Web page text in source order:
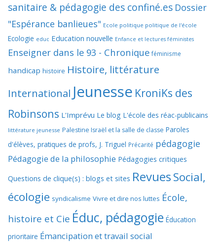
sanitaire & pédagogie des confiné.es Dossier
"Espérance banlieues" Ecole politique politique de l'école
Ecologie educ Education nouvelle Enfance et lectures féministes
Enseigner dans le 93 - Chronique féminisme
handicap histoire Histoire, littérature
International Jeunesse KroniKs des
Robinsons L'Imprévu Le blog L'école des réac-publicains
littérature jeunesse Palestine Israël et la salle de classe Paroles
d'élèves, pratiques de profs, J. Triguel Précarité pédagogie
Pédagogie de la philosophie Pédagogies critiques
Questions de clique(s) : blogs et sites RevuesSocial,
écologie syndicalisme Vivre et dire nos luttes École,
histoire et Cie Éduc, pédagogie Éducation
prioritaire Émancipation et travail social